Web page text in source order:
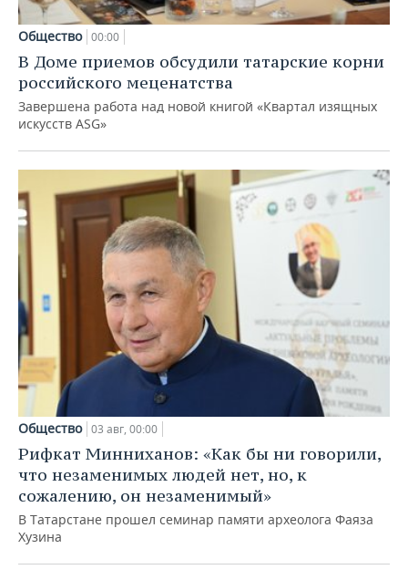
Общество 00:00
В Доме приемов обсудили татарские корни
российского меценатства
Завершена работа над новой книгой «Квартал изящных
искусств ASG»
Общество 03 авг, 00:00
Рифкат Минниханов: «Как бы ни говорили,
что незаменимых людей нет, но, к
сожалению, он незаменимый»
В Татарстане прошел семинар памяти археолога Фаяза
Хузина